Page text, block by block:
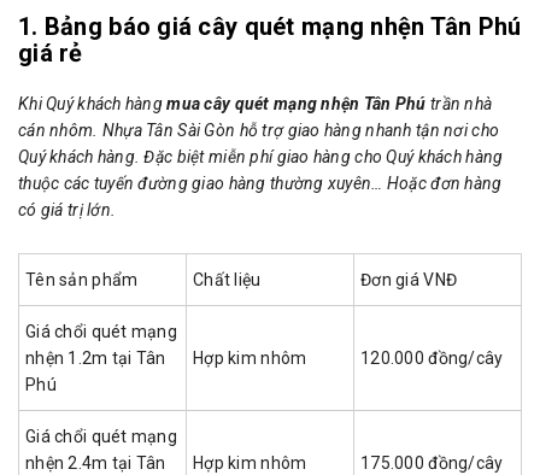
1. Bảng báo giá cây quét mạng nhện Tân Phú
giá rẻ
Khi Quý khách hàngmua cây quét mạng nhện Tân Phú trần nhà
cán nhôm. Nhựa Tân Sài Gòn hỗ trợ giao hàng nhanh tận nơi cho
Quý khách hàng. Đặc biệt miễn phí giao hàng cho Quý khách hàng
thuộc các tuyến đường giao hàng thường xuyên… Hoặc đơn hàng
có giá trị lớn.
Tên sản phẩm Chất liệu Đơn giá VNĐ
Giá chổi quét mạng
nhện 1.2m tại Tân
Phú
Hợp kim nhôm 120.000 đồng/cây
Giá chổi quét mạng
nhện 2.4m tại Tân
Hợp kim nhôm 175.000 đồng/cây